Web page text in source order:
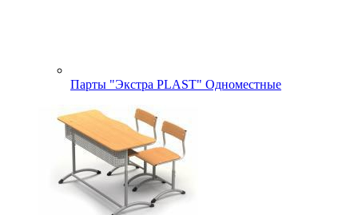
Парты "Экстра PLAST" Одноместные